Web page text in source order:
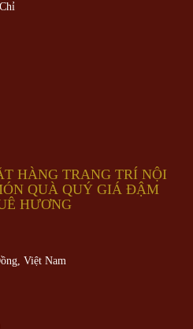
HÀNG TRANG TRÍ NỘI
QUÀ QUÝ GIÁ ĐẬM
HƯƠNG
Việt Nam